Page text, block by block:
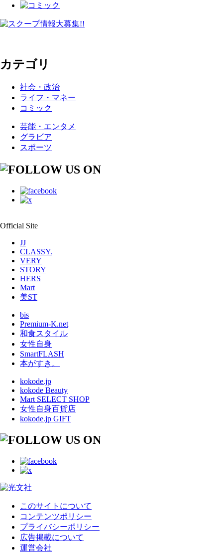
カテゴリ
社会・政治
ライフ・マネー
コミック
芸能・エンタメ
グラビア
スポーツ
Official Site
JJ
CLASSY.
VERY
STORY
HERS
Mart
美ST
bis
Premium-K.net
和食スタイル
女性自身
SmartFLASH
本がすき。
kokode.jp
kokode Beauty
Mart SELECT SHOP
女性自身百貨店
kokode.jp GIFT
このサイトについて
コンテンツポリシー
プライバシーポリシー
広告掲載について
運営会社